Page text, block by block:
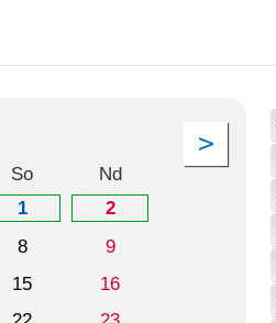
So
Nd
1
2
8
9
15
16